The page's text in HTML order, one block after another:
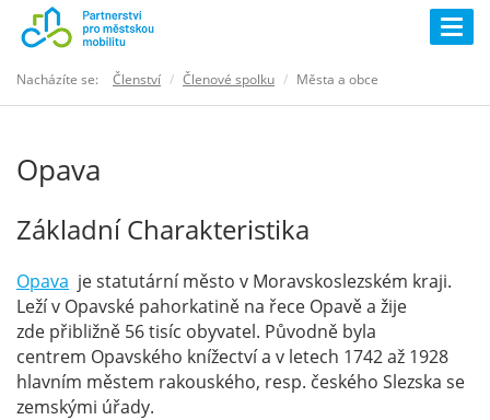
Nacházíte se: Členství Členové spolku Města a obce
Opava
Základní Charakteristika
Opava je statutární město v Moravskoslezském kraji.
Leží v Opavské pahorkatině na řece Opavě a žije
zde přibližně 56 tisíc obyvatel. Původně byla
centrem Opavského knížectví a v letech 1742 až 1928
hlavním městem rakouského, resp. českého Slezska se
zemskými úřady.